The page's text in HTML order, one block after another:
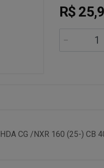
R$
CG /NXR 160 (25-)